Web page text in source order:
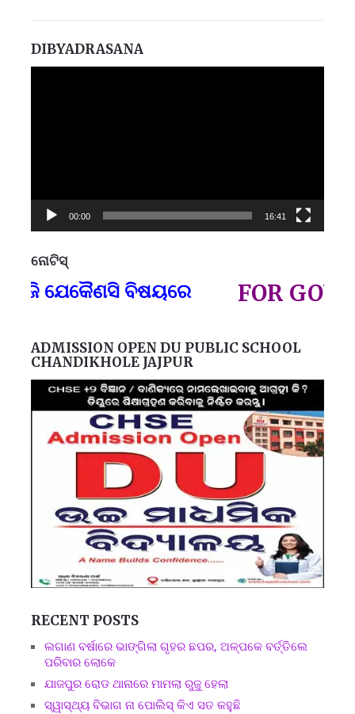
DIBYADRASANA
00:00 16:41
ନୋଟିସ୍
ବିଷୟରେ FOR GOVT
ADMISSION OPEN DU PUBLIC SCHOOL
CHANDIKHOLE JAJPUR
RECENT POSTS
ଲଗାଣ ବର୍ଷାରେ ଭାଙ୍ଗିଲା ଗୃହର ଛପର, ଅଳ୍ପକେ ବର୍ତ୍ତିଲେ
ପରିବାର ଲୋକେ
ଯାଜପୁର ରୋଡ ଥାନାରେ ମାମଲା ରୁଜୁ ହେଲା
ସ୍ୱାସ୍ଥ୍ୟ ବିଭାଗ ନା ପୋଲିସ୍ କିଏ ସତ କହୁଛି